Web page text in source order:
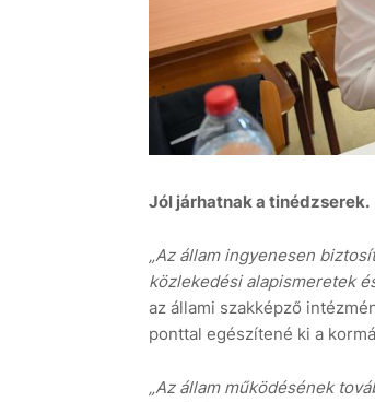
Jól járhatnak a tinédzserek.
„Az állam ingyenesen
közlekedési alapismeretek
az állami szakképző
ponttal egészítené ki a
„Az állam működésének